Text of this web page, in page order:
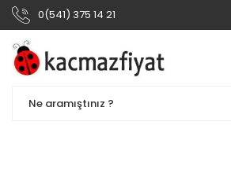
0(541) 375 14 21